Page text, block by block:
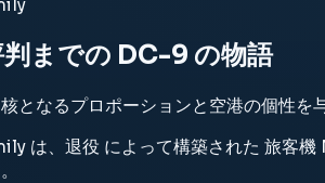
までの DC-9 の物語
となるプロポーションと空港の個性を
、退役 によって構築された 旅客機